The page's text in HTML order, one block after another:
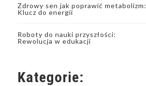
Zdrowy sen jak poprawić metabolizm:
Klucz do energii
Roboty do nauki przyszłości:
Rewolucja w edukacji
Kategorie: